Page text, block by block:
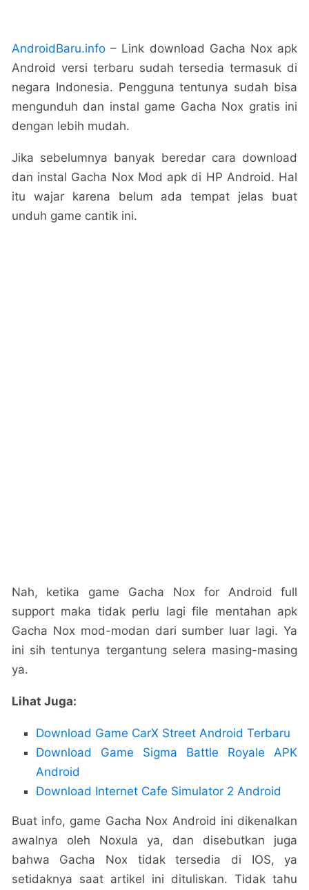
AndroidBaru.info– Link download Gacha Nox apk
Android versi terbaru sudah tersedia termasuk di
negara Indonesia. Pengguna tentunya sudah bisa
mengunduh dan instal game Gacha Nox gratis ini
dengan lebih mudah.
Jika sebelumnya banyak beredar cara download
dan instal Gacha Nox Mod apk di HP Android. Hal
itu wajar karena belum ada tempat jelas buat
unduh game cantik ini.
Nah, ketika game Gacha Nox for Android full
support maka tidak perlu lagi file mentahan apk
Gacha Nox mod-modan dari sumber luar lagi. Ya
ini sih tentunya tergantung selera masing-masing
ya.
Lihat Juga:
Download Game CarX Street Android Terbaru
Download Game Sigma Battle Royale APK
Android
Download Internet Cafe Simulator 2 Android
Buat info, game Gacha Nox Android ini dikenalkan
awalnya oleh Noxula ya, dan disebutkan juga
bahwa Gacha Nox tidak tersedia di IOS, ya
setidaknya saat artikel ini dituliskan. Tidak tahu